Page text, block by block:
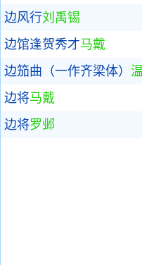
边风行刘禹锡
边馆逢贺秀才马戴
边笳曲（一作齐梁体）
边将马戴
边将罗邺